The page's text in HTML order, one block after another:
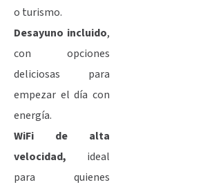
o turismo.
Desayuno incluido,
con opciones
deliciosas para
empezar el día con
energía.
WiFi de alta
velocidad, ideal
para quienes